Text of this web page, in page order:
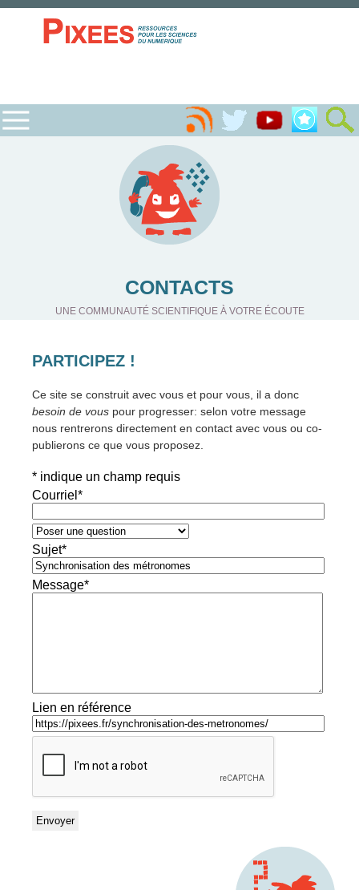
CONTACTS
UNE COMMUNAUTÉ SCIENTIFIQUE À VOTRE ÉCOUTE
PARTICIPEZ !
Ce site se construit avec vous et pour vous, il a donc
besoin de vous pour progresser: selon votre message
nous rentrerons directement en contact avec vous ou co-
publierons ce que vous proposez.
* indique un champ requis
Courriel *
Sujet*
Message*
Lien en référence